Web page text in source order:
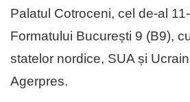
Palatul Cotroceni, cel de-al
Formatului București 9 (B9),
statelor nordice, SUA și
Agerpres.